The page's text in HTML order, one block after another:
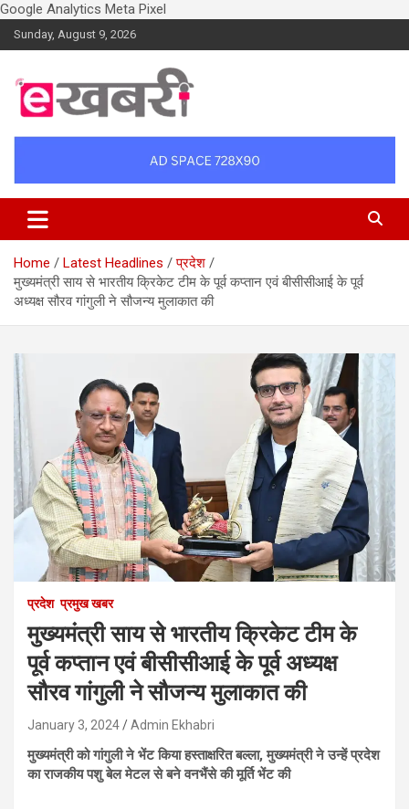
Google Analytics Meta Pixel
Skip
to
Sunday, August 9, 2026
Ekhabri.com
Home Latest Headlines
प्रदेश
मुख्यमंत्री साय से भारतीय क्रिकेट टीम के पूर्व कप्तान एवं बीसीसीआई के पूर्व
अध्यक्ष सौरव गांगुली ने सौजन्य मुलाकात की
प्रदेश प्रमुख खबर
मुख्यमंत्री साय से भारतीय क्रिकेट टीम के
पूर्व कप्तान एवं बीसीसीआई के पूर्व अध्यक्ष
सौरव गांगुली ने सौजन्य मुलाकात की
January 3, 2024 Admin Ekhabri
मुख्यमंत्री को गांगुली ने भेंट किया हस्ताक्षरित बल्ला, मुख्यमंत्री ने उन्हें प्रदेश
का राजकीय पशु बेल मेटल से बने वनभैंसे की मूर्ति भेंट की